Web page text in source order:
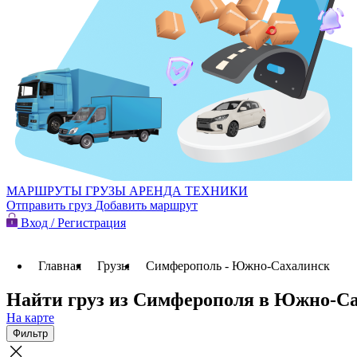
МАРШРУТЫ ГРУЗЫ АРЕНДА ТЕХНИКИ
Отправить груз Добавить маршрут
Вход / Регистрация
Главная Грузы Симферополь - Южно-Сахалинск
Найти груз из Симферополя в Южно-
На карте
Фильтр